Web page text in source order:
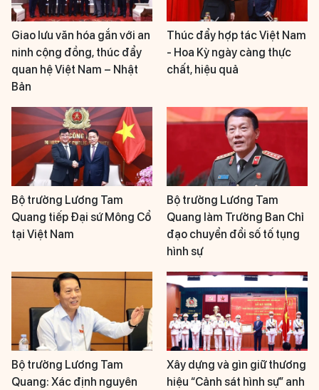
Giao lưu văn hóa gắn với an
ninh cộng đồng, thúc đẩy
quan hệ Việt Nam – Nhật
Bản
Thúc đẩy hợp tác Việt Nam
- Hoa Kỳ ngày càng thực
chất, hiệu quả
Bộ trưởng Lương Tam
Quang tiếp Đại sứ Mông Cổ
tại Việt Nam
Bộ trưởng Lương Tam
Quang làm Trưởng Ban Chỉ
đạo chuyển đổi số tố tụng
hình sự
Bộ trưởng Lương Tam
Quang: Xác định nguyên
Xây dựng và gìn giữ thương
hiệu “Cảnh sát hình sự” anh